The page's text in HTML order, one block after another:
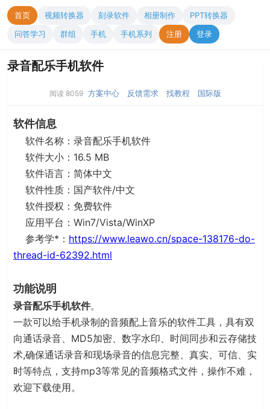
首页 视频转换器 刻录软件 相册制作
PPT转换器
问答学习
群组 手机 手机系列 注册 登录
录音配乐手机软件
阅读 8059 方案中心 反馈需求 找教程 国际版
软件信息
软件名称：录音配乐手机软件
软件大小：16.5 MB
软件语言：简体中文
软件性质：国产软件/中文
软件授权：免费软件
应用平台：Win7/Vista/WinXP
参考学*： https://www.leawo.cn/space-138176-do-
thread-id-62392.html
功能说明
录音配乐手机软件。
一款可以给手机录制的音频配上音乐的软件工具，具有双
向通话录音、MD5加密、数字水印、时间同步和云存储技
术,确保通话录音和现场录音的信息完整、真实、可信、实
时等特点，支持mp3等常见的音频格式文件，操作不难，
欢迎下载使用。